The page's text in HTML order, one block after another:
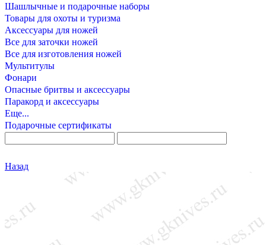
Шашлычные и подарочные наборы
Товары для охоты и туризма
Аксессуары для ножей
Все для заточки ножей
Все для изготовления ножей
Мультитулы
Фонари
Опасные бритвы и аксессуары
Паракорд и аксессуары
Еще...
Подарочные сертификаты
Назад